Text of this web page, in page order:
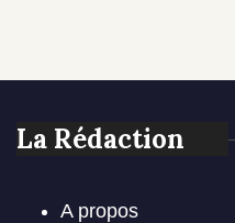
La Rédaction
A propos